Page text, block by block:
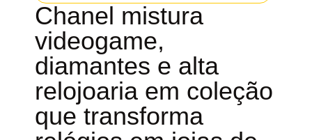
Chanel mistura
videogame,
diamantes e alta
relojoaria em coleção
que transforma